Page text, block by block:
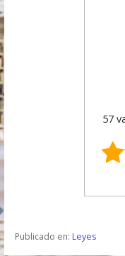
57
Publicado en: Leyes